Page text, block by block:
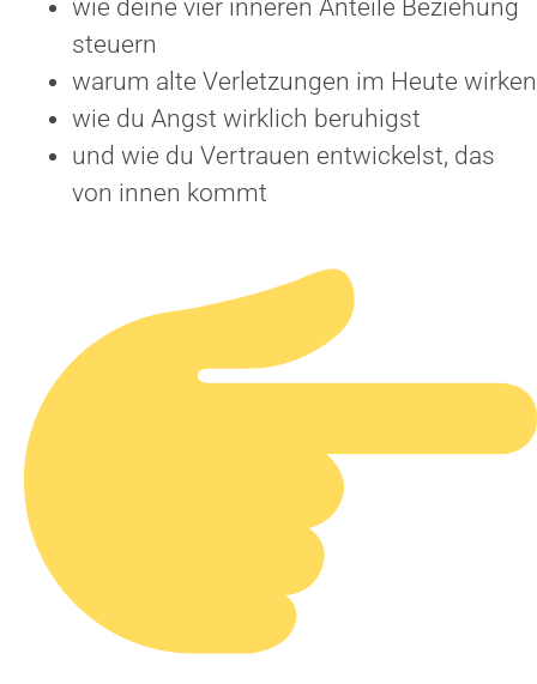
wie deine vier inneren Anteile Beziehung
steuern
warum alte Verletzungen im Heute wirken
wie du Angst wirklich beruhigst
und wie du Vertrauen entwickelst, das
von innen kommt